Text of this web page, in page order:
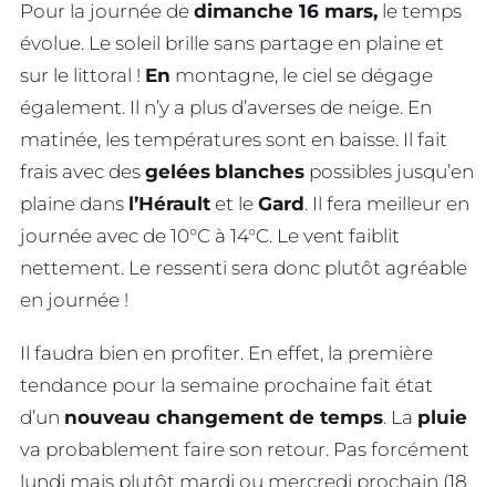
Pour la journée de dimanche 16 mars, le temps
évolue. Le soleil brille sans partage en plaine et
sur le littoral ! En montagne, le ciel se dégage
également. Il n’y a plus d’averses de neige. En
matinée, les températures sont en baisse. Il fait
frais avec des gelées blanches possibles jusqu’en
plaine dans l’Hérault et le Gard. Il fera meilleur en
journée avec de 10°C à 14°C. Le vent faiblit
nettement. Le ressenti sera donc plutôt agréable
en journée !
Il faudra bien en profiter. En effet, la première
tendance pour la semaine prochaine fait état
d’un nouveau changement de temps. La pluie
va probablement faire son retour. Pas forcément
lundi mais plutôt mardi ou mercredi prochain (18